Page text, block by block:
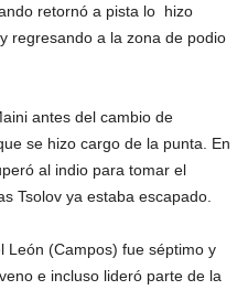
retornó a pista lo hizo
regresando a la zona de podio
antes del cambio de
se hizo cargo de la punta. En
al indio para tomar el
Tsolov ya estaba escapado.
León (Campos) fue séptimo y
e incluso lideró parte de la